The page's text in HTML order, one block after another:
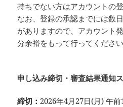
持ちでない方はアカウントの
なお、登録の承認までには数
がありますので、アカウント
分余裕をもって行ってください
申し込み締切・審査結果通知
締切：2026年4月27日(月) 午前